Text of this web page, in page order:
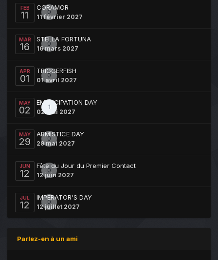
FEB
11 0
CORAMOR
11 février 2027
MAR
16 0
STELLA FORTUNA
16 mars 2027
APR
01 0
TRIGGERFISH
01 avril 2027
MAY
02 1
EMANCIPATION DAY
02 mai 2027
MAY
29 0
ARMISTICE DAY
29 mai 2027
JUN
12 0
Fête du Jour du Premier Contact
12 juin 2027
JUL
12 0
IMPERATOR'S DAY
12 juillet 2027
Parlez-en à un ami